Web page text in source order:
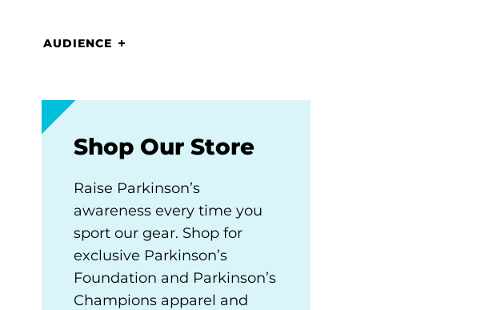
AUDIENCE
Shop Our Store
Raise Parkinson’s
awareness every time you
sport our gear. Shop for
exclusive Parkinson’s
Foundation and Parkinson’s
Champions apparel and